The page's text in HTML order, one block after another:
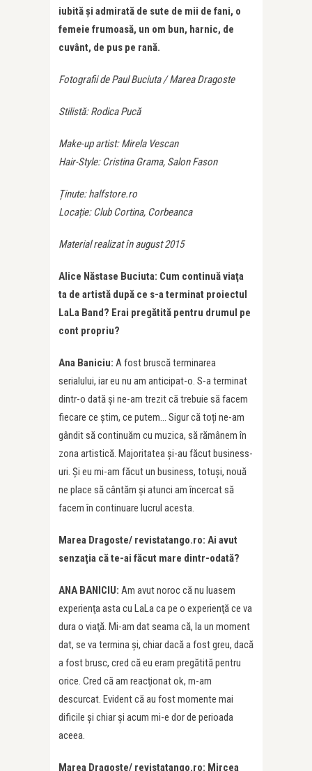
iubită și admirată de sute de mii de fani, o
femeie frumoasă, un om bun, harnic, de
cuvânt, de pus pe rană.
Fotografii de Paul Buciuta / Marea Dragoste
Stilistă: Rodica Pucă
Make-up artist: Mirela Vescan
Hair-Style: Cristina Grama, Salon Fason
Ținute: halfstore.ro
Locație: Club Cortina, Corbeanca
Material realizat în august 2015
Alice Năstase Buciuta: Cum continuă viaţa
ta de artistă după ce s-a terminat proiectul
LaLa Band? Erai pregătită pentru drumul pe
cont propriu?
Ana Baniciu: A fost bruscă terminarea
serialului, iar eu nu am anticipat-o. S-a terminat
dintr-o dată şi ne-am trezit că trebuie să facem
fiecare ce știm, ce putem… Sigur că toți ne-am
gândit să continuăm cu muzica, să rămânem în
zona artistică. Majoritatea şi-au făcut business-
uri. Și eu mi-am făcut un business, totuşi, nouă
ne place să cântăm şi atunci am încercat să
facem în continuare lucrul acesta.
Marea Dragoste/ revistatango.ro: Ai avut
senzaţia că te-ai făcut mare dintr-odată?
ANA BANICIU: Am avut noroc că nu luasem
experienţa asta cu LaLa ca pe o experienţă ce va
dura o viaţă. Mi-am dat seama că, la un moment
dat, se va termina şi, chiar dacă a fost greu, dacă
a fost brusc, cred că eu eram pregătită pentru
orice. Cred că am reacţionat ok, m-am
descurcat. Evident că au fost momente mai
dificile şi chiar și acum mi-e dor de perioada
aceea.
Marea Dragoste/ revistatango.ro: Mircea